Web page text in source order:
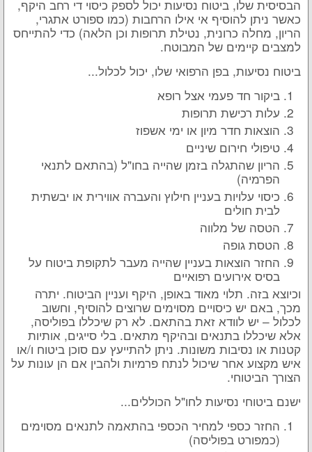
הבסיסית שלו, ביטוח נסיעות יכול לספק כיסוי די רחב היקף,
כאשר ניתן להוסיף אי אילו הרחבות (כמו ספורט אתגרי,
הריון, מחלה כרונית, נטילת תרופות וכן הלאה) כדי להתייחס
למצבים קיימים של המבוטח.
ביטוח נסיעות, בפן הרפואי שלו, יכול לכלול...
ביקור חד פעמי אצל רופא
עלות רכישת תרופות
הוצאות חדר מיון או ימי אשפוז
טיפולי חירום שיניים
הריון שהתגלה בזמן שהייה בחו"ל (בהתאם לתנאי
הפרמיה)
כיסוי עלויות בעניין חילוץ והעברה אווירית או יבשתית
לבית חולים
הטסה של מלווה
הטסת גופה
החזר הוצאות בעניין שהייה מעבר לתקופת ביטוח על
בסיס אירועים רפואיים
וכיוצא בזה. תלוי מאוד באופן, היקף ועניין הביטוח. יתרה
מכך, באם יש כיסויים מסוימים שרוצים להוסיף, וחשוב
לכלול – יש לוודא זאת בהתאם. לא רק שיכללו בפוליסה,
אלא שיכללו בתנאים ובהיקף מתאים. בלי סייגים, אותיות
קטנות או נסיבות משונות. ניתן להתייעץ עם סוכן ביטוח ו/או
איש מקצוע אחר שיכול לנתח פרמיות ולהבין אם הן עונות על
הצורך הביטוחי.
ישנם ביטוחי נסיעות לחו"ל הכוללים...
החזר כספי למחיר הכספי בהתאמה לתנאים מסוימים
(כמפורט בפוליסה)